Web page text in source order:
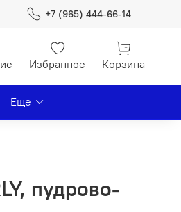
+7 (965) 444-66-14
Избранное Корзина
Еще
пудрово-